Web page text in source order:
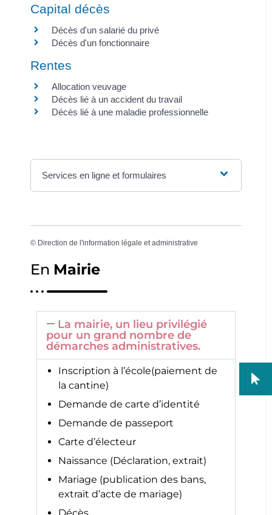
Capital décès
Décès d'un salarié du privé
Décès d'un fonctionnaire
Rentes
Allocation veuvage
Décès lié à un accident du travail
Décès lié à une maladie professionnelle
Services en ligne et formulaires
© Direction de l'information légale et administrative
En Mairie
La mairie, un lieu privilégié
pour un grand nombre de
démarches administratives.
Inscription à l’école(paiement de
la cantine)
Demande de carte d’identité
Demande de passeport
Carte d’électeur
Naissance (Déclaration, extrait)
Mariage (publication des bans,
extrait d’acte de mariage)